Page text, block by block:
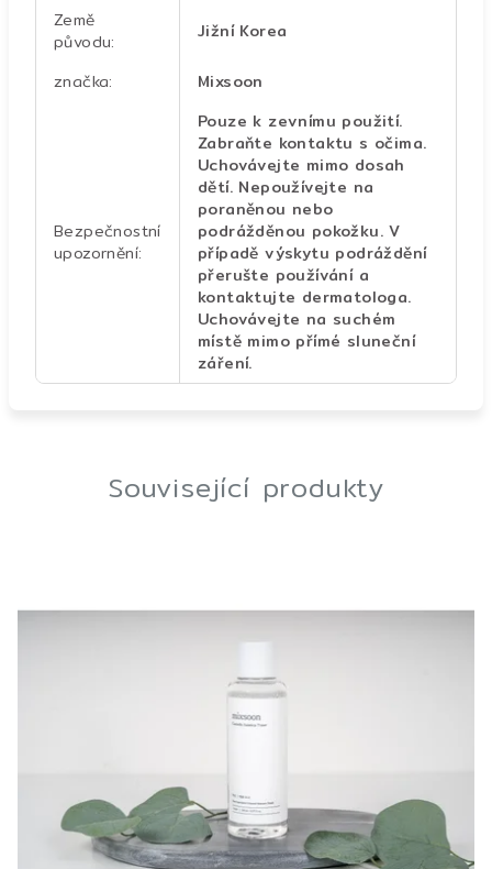
Země
původu: Jižní Korea
značka: Mixsoon
Bezpečnostní
upozornění:
Pouze k zevnímu použití.
Zabraňte kontaktu s očima.
Uchovávejte mimo dosah
dětí. Nepoužívejte na
poraněnou nebo
podrážděnou pokožku. V
případě výskytu podráždění
přerušte používání a
kontaktujte dermatologa.
Uchovávejte na suchém
místě mimo přímé sluneční
záření.
Související produkty